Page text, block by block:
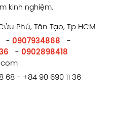
hoặc dùng giấy bọc
và giá trị cảm nhận.
quần áo
phẩm thời trang như
túi xách nhỏ hoặc đồ
hoặc nâu tạo cảm giác
kinh nghiệm.
Phú, Tân Tạo, Tp HCM
- 0907934868
-
- 0902898418
68- +84 90 690 11 36